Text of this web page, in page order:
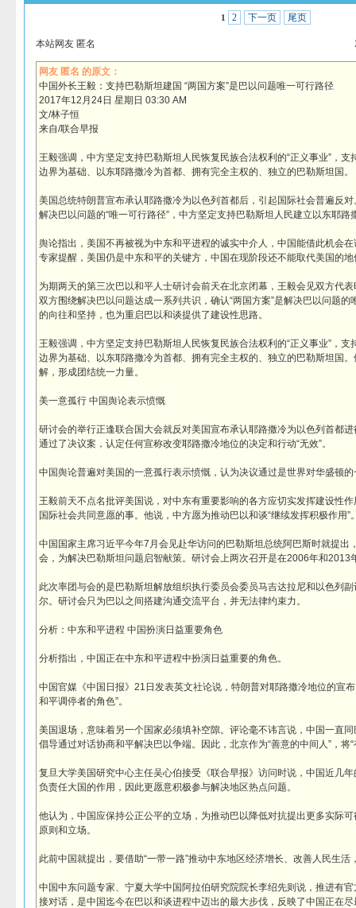
1 2 下一页 尾页
本站网友 匿名
网友 匿名 的原文：
中国外长王毅：支持巴勒斯坦建国 “两国方案”是巴以问题唯一可行路径
2017年12月24日 星期日 03:30 AM
文/林子恒
来自/联合早报
王毅强调，中方坚定支持巴勒斯坦人民恢复民族合法权利的“正义事业”，支
边界为基础、以东耶路撒冷为首都、拥有完全主权的、独立的巴勒斯坦国。
美国总统特朗普宣布承认耶路撒冷为以色列首都后，引起国际社会普遍反对
解决巴以问题的“唯一可行路径”，中方坚定支持巴勒斯坦人民建立以东耶路
舆论指出，美国不再被视为中东和平进程的诚实中介人，中国能借此机会
专家提醒，美国仍是中东和平的关键方，中国在现阶段还不能取代美国的地
为期两天的第三次巴以和平人士研讨会前天在北京闭幕，王毅会见双方代
双方围绕解决巴以问题达成一系列共识，确认“两国方案”是解决巴以问题
的向往和坚持，也为重启巴以和谈提供了建设性思路。
王毅强调，中方坚定支持巴勒斯坦人民恢复民族合法权利的“正义事业”，支
边界为基础、以东耶路撒冷为首都、拥有完全主权的、独立的巴勒斯坦国
解，形成团结统一力量。
美一意孤行 中国舆论表示愤慨
研讨会的举行正逢联合国大会就反对美国宣布承认耶路撒冷为以色列首都
通过了决议案，认定任何宣称改变耶路撒冷地位的决定和行动“无效”。
中国舆论普遍对美国的一意孤行表示愤慨，认为决议通过是世界对华盛顿
王毅前天不点名批评美国说，对中东有重要影响的各方应切实发挥建设性
国际社会共同意愿的事。他说，中方愿为推动巴以和谈“继续发挥积极作用”
中国国家主席习近平今年7月会见赴华访问的巴勒斯坦总统阿巴斯时就提出
会，为解决巴勒斯坦问题启智献策。研讨会上两次召开是在2006年和2013
此次率团与会的是巴勒斯坦解放组织执行委员会委员马吉达拉尼和以色列
尔。研讨会只为巴以之间搭建沟通交流平台，并无法律约束力。
分析：中东和平进程 中国扮演日益重要角色
分析指出，中国正在中东和平进程中扮演日益重要的角色。
中国官媒《中国日报》21日发表英文社论说，特朗普对耶路撒冷地位的宣
和平调停者的角色”。
美国退场，意味着另一个国家必须填补空隙。评论毫不讳言说，中国一直
倡导通过对话协商和平解决巴以争端。因此，北京作为“善意的中间人”，将
复旦大学美国研究中心主任吴心伯接受《联合早报》访问时说，中国近几
负责任大国的作用，因此更愿意积极参与解决地区热点问题。
他认为，中国应保持公正公平的立场，为推动巴以降低对抗提出更多实际
原则和立场。
此前中国就提出，要借助“一带一路”推动中东地区经济增长、改善人民生
中国中东问题专家、宁夏大学中国阿拉伯研究院院长李绍先则说，推进有
接对话，是中国迄今在巴以和谈进程中迈出的最大步伐，反映了中国正在